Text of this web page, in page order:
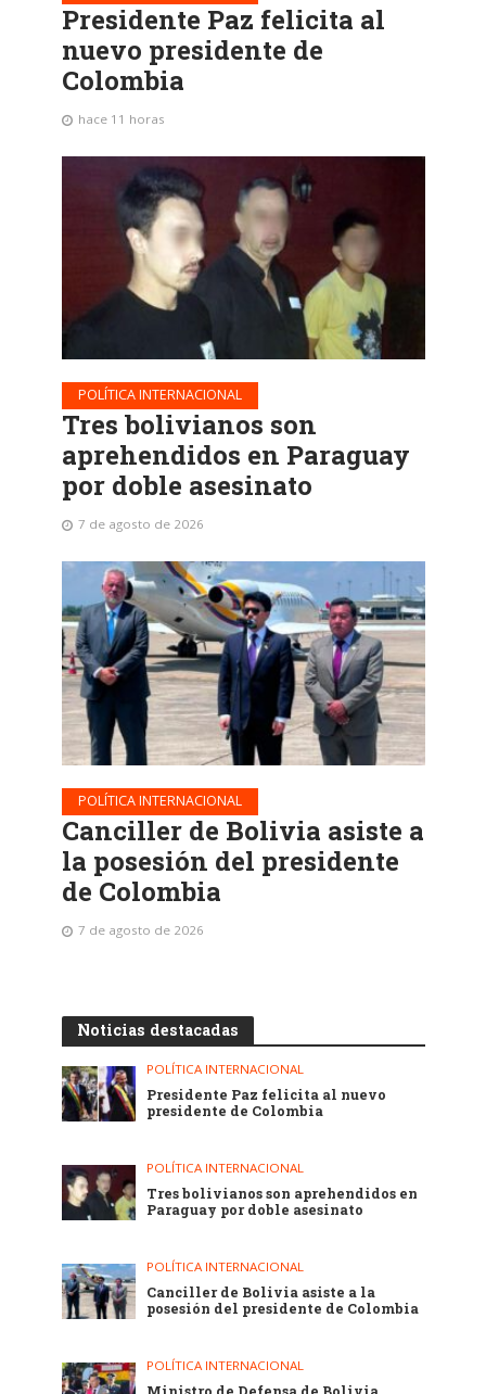
Presidente Paz felicita al
nuevo presidente de
Colombia
hace 11 horas
POLÍTICA INTERNACIONAL
Tres bolivianos son
aprehendidos en Paraguay
por doble asesinato
7 de agosto de 2026
POLÍTICA INTERNACIONAL
Canciller de Bolivia asiste a
la posesión del presidente
de Colombia
7 de agosto de 2026
Noticias destacadas
POLÍTICA INTERNACIONAL
Presidente Paz felicita al nuevo
presidente de Colombia
POLÍTICA INTERNACIONAL
Tres bolivianos son aprehendidos en
Paraguay por doble asesinato
POLÍTICA INTERNACIONAL
Canciller de Bolivia asiste a la
posesión del presidente de Colombia
POLÍTICA INTERNACIONAL